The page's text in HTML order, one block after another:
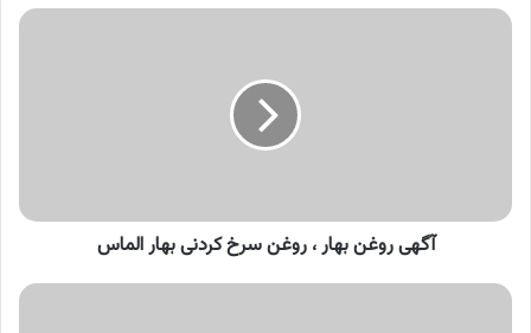
آگهی
الماس
آگهی روغن بهار ، روغن سرخ کردنی بهار الماس
آگهی